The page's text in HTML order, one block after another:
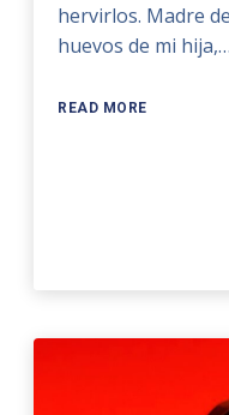
hervirlos. Madre
huevos de mi hija,…
READ MORE